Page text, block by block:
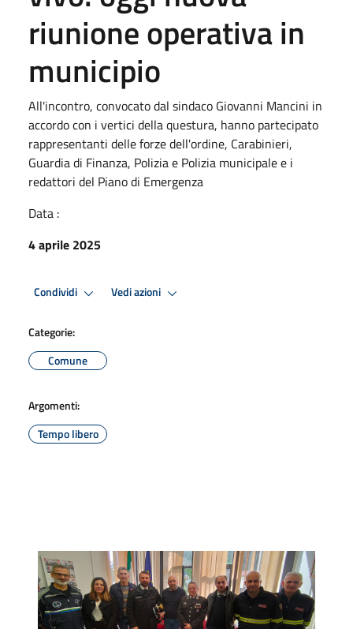
riunione operativa in
municipio
All'incontro, convocato dal sindaco Giovanni Mancini in
accordo con i vertici della questura, hanno partecipato
rappresentanti delle forze dell'ordine, Carabinieri,
Guardia di Finanza, Polizia e Polizia municipale e i
redattori del Piano di Emergenza
Data :
4 aprile 2025
Condividi Vedi azioni
Categorie:
Comune
Argomenti:
Tempo libero